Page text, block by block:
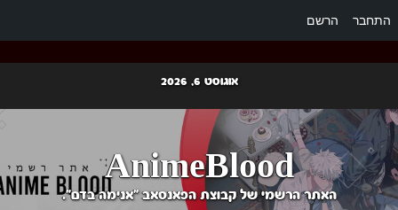
התחבר הרשם
content
אוגוסט 6, 2026
AnimeBlood
האתר הרשמי של קבוצת הפאנסאב "אנימה בדם".